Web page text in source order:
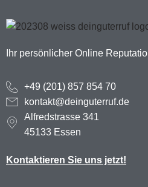
Ihr persönlicher Online
+49 (201) 857 854 70
kontakt@deinguterruf.de
Alfredstrasse 341
45133 Essen
Kontaktieren Sie uns jetzt!